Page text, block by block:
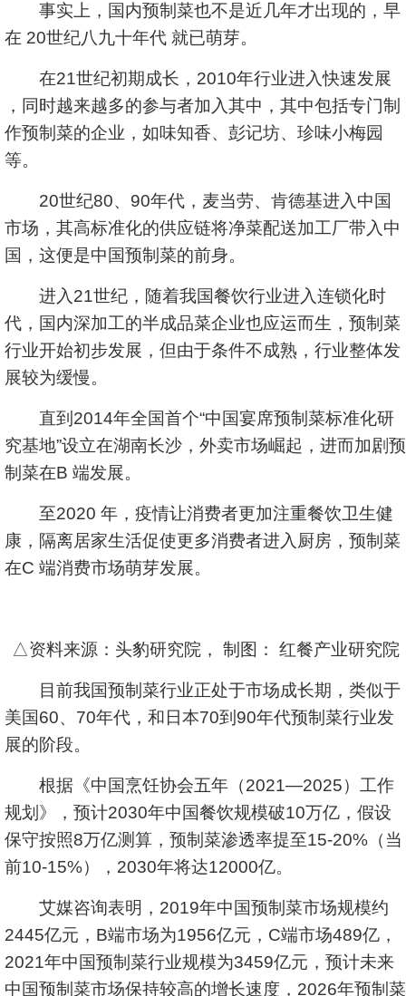
事实上，国内预制菜也不是近几年才出现的，早
在 20世纪八九十年代 就已萌芽。
在21世纪初期成长，2010年行业进入快速发展
，同时越来越多的参与者加入其中，其中包括专门制
作预制菜的企业，如味知香、彭记坊、珍味小梅园
等。
20世纪80、90年代，麦当劳、肯德基进入中国
市场，其高标准化的供应链将净菜配送加工厂带入中
国，这便是中国预制菜的前身。
进入21世纪，随着我国餐饮行业进入连锁化时
代，国内深加工的半成品菜企业也应运而生，预制菜
行业开始初步发展，但由于条件不成熟，行业整体发
展较为缓慢。
直到2014年全国首个“中国宴席预制菜标准化研
究基地”设立在湖南长沙，外卖市场崛起，进而加剧预
制菜在B 端发展。
至2020 年，疫情让消费者更加注重餐饮卫生健
康，隔离居家生活促使更多消费者进入厨房，预制菜
在C 端消费市场萌芽发展。
△资料来源：头豹研究院， 制图： 红餐产业研究院
目前我国预制菜行业正处于市场成长期，类似于
美国60、70年代，和日本70到90年代预制菜行业发
展的阶段。
根据《中国烹饪协会五年（2021—2025）工作
规划》，预计2030年中国餐饮规模破10万亿，假设
保守按照8万亿测算，预制菜渗透率提至15-20%（当
前10-15%），2030年将达12000亿。
艾媒咨询表明，2019年中国预制菜市场规模约
2445亿元，B端市场为1956亿元，C端市场489亿，
2021年中国预制菜行业规模为3459亿元，预计未来
中国预制菜市场保持较高的增长速度，2026年预制菜